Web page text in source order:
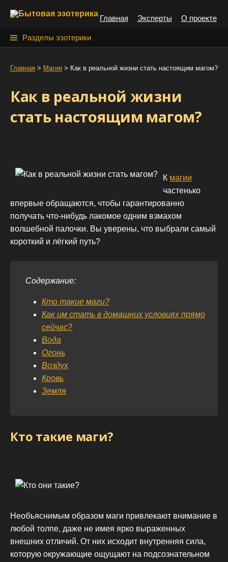
Главная Эксперты О проекте
Разделы эзотерики
й
:
Главная > Магия > Как в реальной жизни стать настоящим магом?
Как в реальной жизни
стать настоящим магом?
К магии
частенько
впервые обращаются, чтобы гарантированно
получать что-нибудь лакомое одним взмахом
волшебной палочки. Вы уверены, что выбрали самый
короткий и лёгкий путь?
Содержание:
Кто такие маги?
Как им стать в домашних условиях прямо
сейчас?
Вода
Огонь
Воздух
Кровь
Земля
Кто такие маги?
Необъяснимым образом маги привлекают внимание в
любой толпе, даже не имея ярко выраженных
внешних отличий. От них исходит внутренняя сила,
которую окружающие ощущают на подсознательном